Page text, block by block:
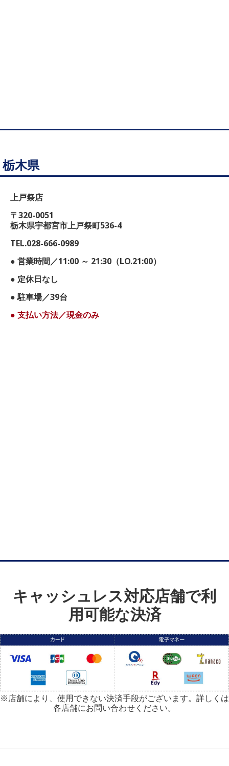
栃木県
上戸祭店
〒320-0051
栃木県宇都宮市上戸祭町536-4
TEL.028-666-0989
● 営業時間／11:00 ～ 21:30（LO.21:00）
● 定休日なし
● 駐車場／39台
● 支払い方法／現金のみ
キャッシュレス対応店舗で利
用可能な決済
※店舗により、使用できない決済手段がございます。詳しくは
各店舗にお問い合わせください。